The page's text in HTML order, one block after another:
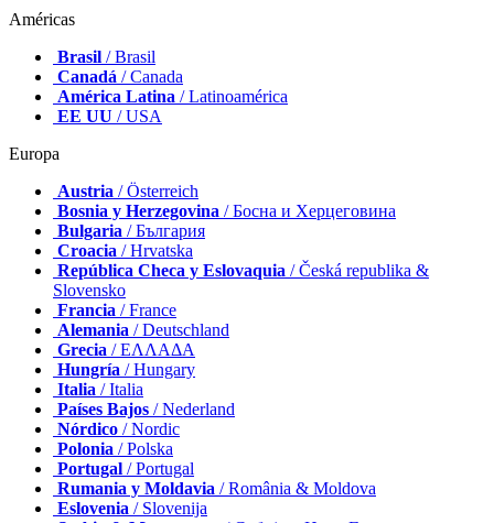
Américas
Brasil / Brasil
Canadá / Canada
América Latina / Latinoamérica
EE UU / USA
Europa
Austria / Österreich
Bosnia y Herzegovina / Босна и Херцеговина
Bulgaria / България
Croacia / Hrvatska
República Checa y Eslovaquia / Česká republika &
Slovensko
Francia / France
Alemania / Deutschland
Grecia / ΕΛΛΑΔΑ
Hungría / Hungary
Italia / Italia
Países Bajos / Nederland
Nórdico / Nordic
Polonia / Polska
Portugal / Portugal
Rumania y Moldavia / România & Moldova
Eslovenia / Slovenija